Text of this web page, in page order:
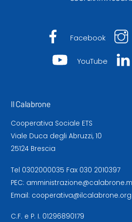
Facebook
YouTube
Il Calabrone
Cooperativa Sociale ETS
Viale Duca degli Abruzzi, 10
25124 Brescia
Tel 0302000035 Fax 030 2010397
PEC:
Email: cooperativa@ilcalabrone.org
C.F. e P. I. 01296890179